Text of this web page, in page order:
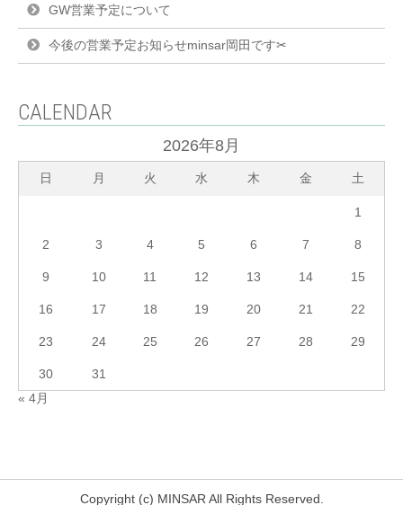
GW営業予定について
今後の営業予定お知らせminsar岡田です✂︎
CALENDAR
2026年8月
日 月 火 水 木 金 土
1
2 3 4 5 6 7 8
9 10 11 12 13 14 15
16 17 18 19 20 21 22
23 24 25 26 27 28 29
30
31
« 4月
Copyright (c) MINSAR All Rights Reserved.